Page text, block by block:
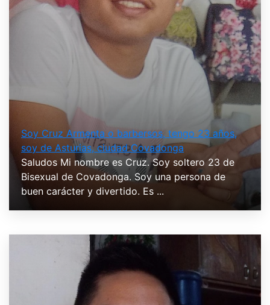
Soy Cruz Armenta o barbersos, tengo 23 años,
soy de Asturias, ciudad Covadonga
Saludos Mi nombre es Cruz. Soy soltero 23 de
Bisexual de Covadonga. Soy una persona de
buen carácter y divertido. Es ...